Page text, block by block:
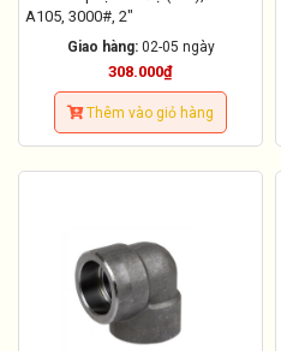
A105, 3000#, 2"
Giao hàng: 02-05 ngày
308.000₫
Thêm vào giỏ hàng